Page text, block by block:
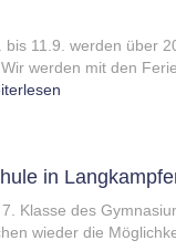
11.9. werden über
werden mit den
in
Klasse des
wieder die